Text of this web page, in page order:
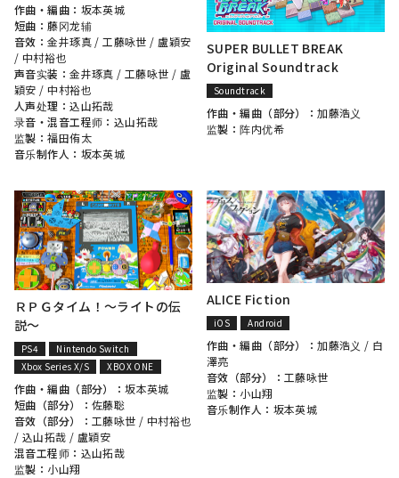
作曲・編曲： 坂本英城
短曲：藤冈龙辅
音效：金井琢真/工藤咏世 / 盧穎安
/ 中村裕也
声音实装：金井琢真 /工藤咏世 / 盧
穎安 / 中村裕也
人声处理：込山拓哉
录音・混音工程师： 込山拓哉
监製：福田侑太
音乐制作人： 坂本英城
SUPER BULLET BREAK
Original Soundtrack
Soundtrack
作曲・編曲（部分）：加藤浩义
监製：阵内优希
ＲＰＧタイム！～ライトの伝
説～
PS4
Nintendo Switch
Xbox Series X/S
XBOX ONE
作曲・編曲（部分）：坂本英城
短曲（部分）： 佐藤聡
音效（部分）： 工藤咏世 / 中村裕也
/ 込山拓哉 / 盧穎安
混音工程师： 込山拓哉
监製： 小山翔
ALICE Fiction
iOS Android
作曲・編曲（部分）：加藤浩义 / 白
澤亮
音效（部分）： 工藤咏世
监製： 小山翔
音乐制作人： 坂本英城